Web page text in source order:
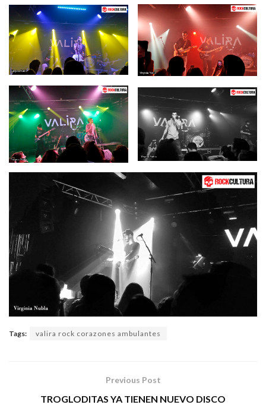
Tags: valira rock corazones ambulantes
Previous Post
TROGLODITAS YA TIENEN NUEVO DISCO